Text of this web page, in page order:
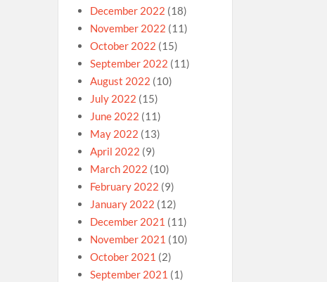
December 2022 (18)
November 2022 (11)
October 2022 (15)
September 2022 (11)
August 2022 (10)
July 2022 (15)
June 2022 (11)
May 2022 (13)
April 2022 (9)
March 2022 (10)
February 2022 (9)
January 2022 (12)
December 2021 (11)
November 2021 (10)
October 2021 (2)
September 2021 (1)